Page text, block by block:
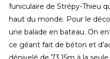
funiculaire de Strépy-Thieu
haut du monde. Pour le
une balade en bateau. On
ce géant fait de béton et